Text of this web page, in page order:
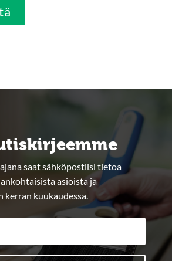
saat sähköpostiisi tietoa
asioista ja
kerran kuukaudessa.